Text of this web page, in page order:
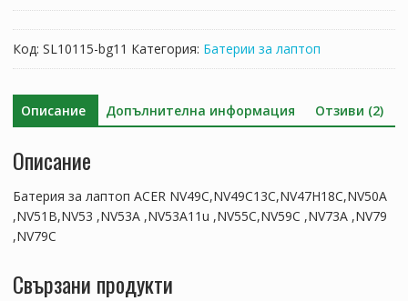
лаптоп
ACER
,NV53A
,NV55C,NV59C
,NV79
,NV79C
Код: SL10115-bg11 Категория: Батерии за лаптоп
Описание Допълнителна информация Отзиви (2)
Описание
Батерия за лаптоп ACER NV49C,NV49C13C,NV47H18C,NV50A
,NV51B,NV53 ,NV53A ,NV53A11u ,NV55C,NV59C ,NV73A ,NV79
,NV79C
Свързани продукти